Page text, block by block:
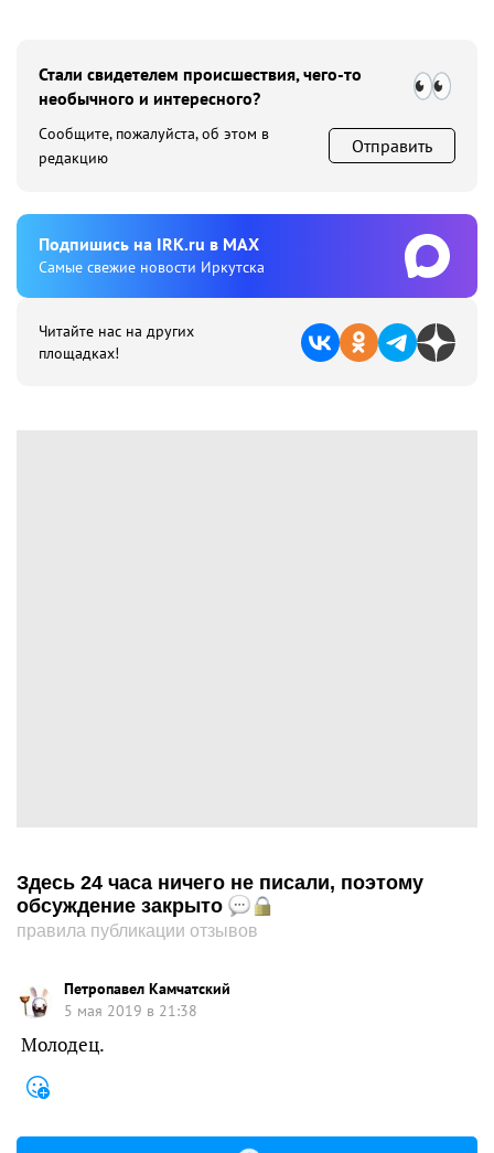
Стали свидетелем происшествия, чего-то
необычного и интересного?
Сообщите, пожалуйста, об этом в
редакцию
Отправить
Подпишиcь на IRK.ru в MAX
Cамые свежие новости Иркутска
Читайте нас на других
площадках!
Здесь 24 часа ничего не писали, поэтому
обсуждение закрыто
правила публикации отзывов
Петропавел Камчатский
5 мая 2019 в 21:38
Молодец.